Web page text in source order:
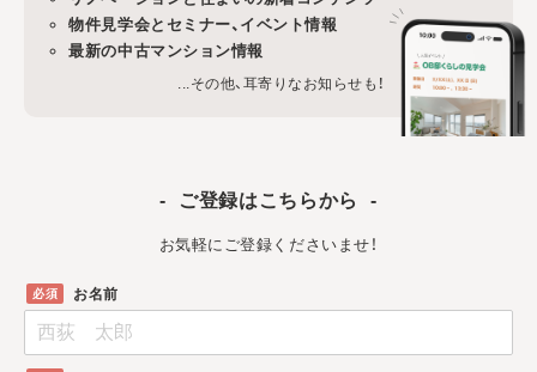
物件見学会とセミナー、イベント情報
最新の中古マンション情報
...その他、耳寄りなお知らせも！
ご登録はこちらから
お気軽にご登録くださいませ！
お名前